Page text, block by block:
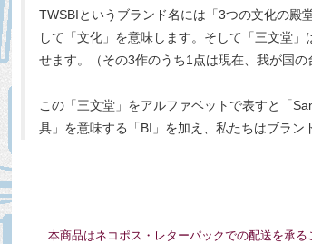
TWSBIというブランド名には「3つの文化の殿
して「文化」を意味します。そして「三文堂
せます。（その3作のうち1点は現在、我が国
この「三文堂」をアルファベットで表すと「
具」を意味する「BI」を加え、私たちはブラン
本商品はネコポス・レターパックでの配送を承る